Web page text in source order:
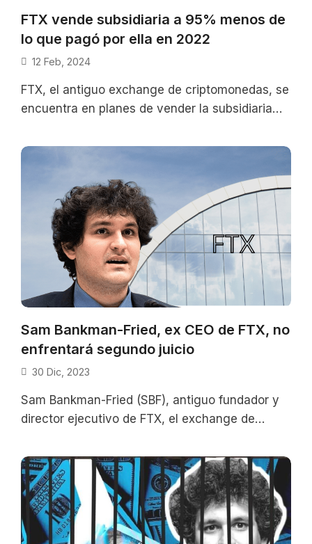
FTX vende subsidiaria a 95% menos de
lo que pagó por ella en 2022
12 Feb, 2024
FTX, el antiguo exchange de criptomonedas, se
encuentra en planes de vender la subsidiaria
Sam Bankman-Fried, ex CEO de FTX, no
enfrentará segundo juicio
30 Dic, 2023
Sam Bankman-Fried (SBF), antiguo fundador y
director ejecutivo de FTX, el exchange de
2022, no